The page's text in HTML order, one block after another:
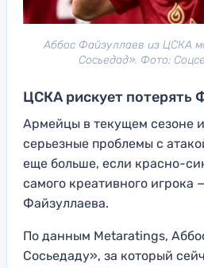
Аббос Файзуллаев из ЦСКА
Сосьедад». Фото:
ЦСКА рискует потерять
Армейцы в текущем сезоне
серьезные проблемы с
еще больше, если красно-
самого креативного игрока
Файзуллаева.
По данным Metaratings,
Сосьедаду», за который